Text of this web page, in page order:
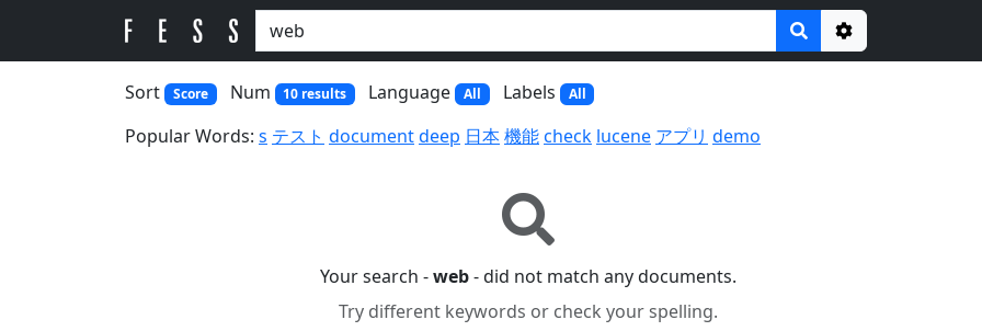
Options
Sort Score Num 10 results Language All Labels All
Popular Words: s テスト documentdeep 日本機能check lucene アプリ demo
Your search -web- did not match any documents.
Try different keywords or check your spelling.